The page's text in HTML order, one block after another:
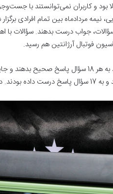
و کاربران نمی‌توانستند با جست‌وجو
جواب درست بدهند. سؤالات با
فوتبال آرژانتین هم رسید.
در پایان دو نفر توانستند به هر 18
مشخص شد.